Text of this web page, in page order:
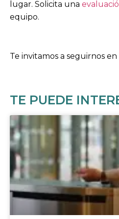
lugar. Solicita una
equipo.
Te invitamos a seguirnos
TE PUEDE